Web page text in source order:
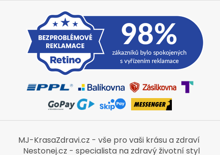
MJ-KrasaZdravi.cz - vše pro vaši krásu a zdraví
Nestonej.cz - specialista na zdravý životní styl